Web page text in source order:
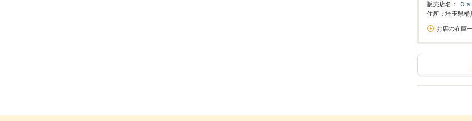
販売店名：
Ｃ
住所：埼玉県桶
お店の在庫
割賦販売価格内訳